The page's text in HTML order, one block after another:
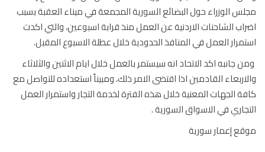
الوزراء حول البضائع السورية المجمعة في ميناء العقبة بسبب
الشاحنات الاردنية عن العمل منذ قرابة اسبوعين، والتي اكدت
العمل في المنافذ الحدودية خلال عطلة الاسبوع المقبل.
جانبه اكد الاتحاد انه سيستمر بالعمل خلال ايام الاثنين والثلاثاء
القادمين اذا اقتضى الامر ذلك، ومبيناً استعداده للتواصل مع
الجهات المعنية خلال هذه الفترة لخدمة التجار واستمرار العمل
في الاسواق السورية .
إعمار سورية